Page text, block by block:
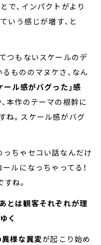
で、インパクトがより
いう感じが増す、と
つもないスケールのデ
もののマヌケさ、なん
ール感がバグった」感
本作のテーマの根幹に
ね。スケール感がバグ
っちゃセコい話なんだけ
ルになっちゃってる！
ね。
は観客それぞれが理
く
異様な異変が起こり始め